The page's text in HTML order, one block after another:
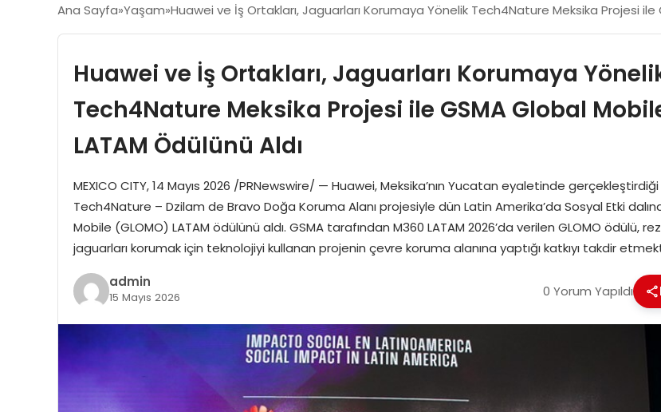
Ana Sayfa Yaşam Huawei ve İş Ortakları, Jaguarları Korumaya Yönelik Tech4Nature Meksika Projesi ile
Huawei ve İş Ortakları, Jaguarları Korumaya
Tech4Nature Meksika Projesi ile GSMA Global
LATAM Ödülünü Aldı
MEXICO CITY, 14 Mayıs 2026 /PRNewswire/ — Huawei, Meksika’nın Yucatan eyaletinde gerçekleştirdiği
Tech4Nature – Dzilam de Bravo Doğa Koruma Alanı projesiyle dün Latin Amerika’da Sosyal Etki
Mobile (GLOMO) LATAM ödülünü aldı. GSMA tarafından M360 LATAM 2026’da verilen GLOMO ödülü,
jaguarları korumak için teknolojiyi kullanan projenin çevre koruma alanına yaptığı katkıyı takdir
admin
15 Mayıs 2026 0 Yorum Yapıldı